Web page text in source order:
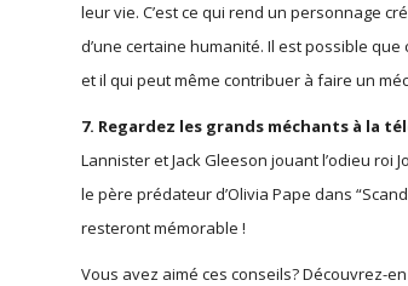
leur vie. C’est ce qui rend un personnage
d’une certaine humanité. Il est possible
et il qui peut même contribuer à faire un
7. Regardez les grands méchants à la
Lannister et Jack Gleeson jouant l’odieu roi
le père prédateur d’Olivia Pape dans
resteront mémorable !
Vous avez aimé ces conseils? Découvrez-